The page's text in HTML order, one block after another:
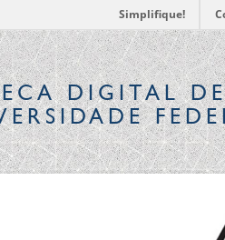
Simplifique!
DIGITAL